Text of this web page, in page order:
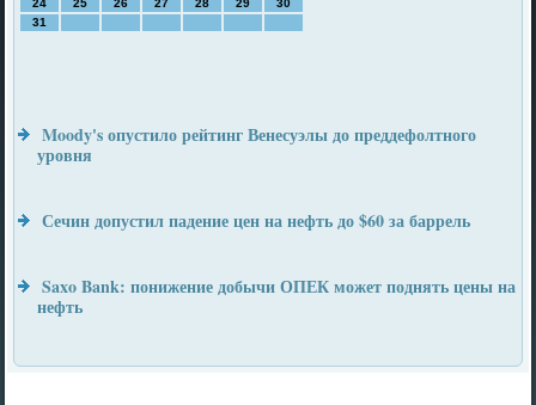
24
25 26 27 28 29
30
31
Moody's опустило рейтинг Венесуэлы до преддефолтного
уровня
Сечин допустил падение цен на нефть до $60 за баррель
Saxo Bank: понижение добычи ОПЕК может поднять цены на
нефть